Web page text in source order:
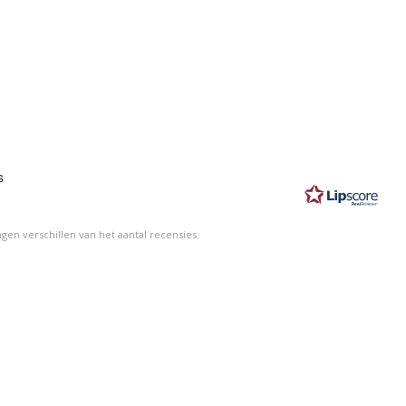
verschillen van het aantal recensies.